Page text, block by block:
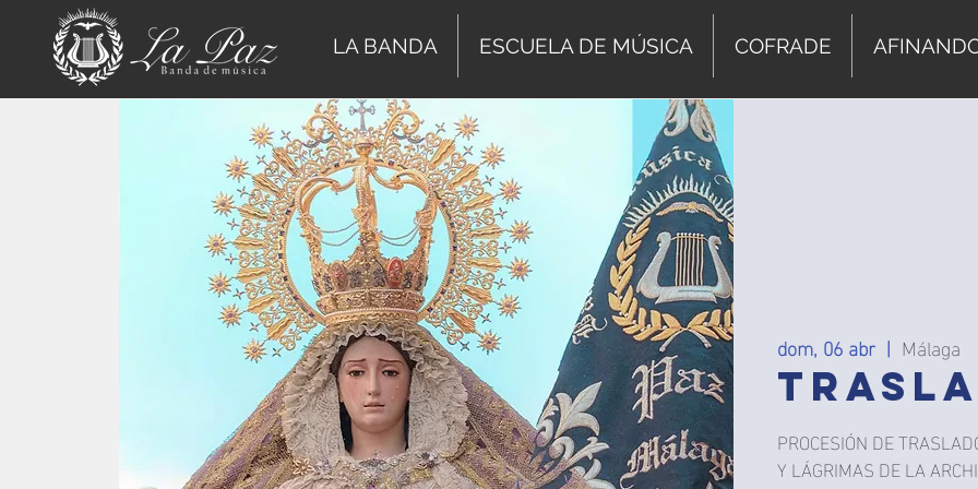
LA BANDA ESCUELA DE MÚSICA COFRADE
dom, 06 abr
  |
Málaga
PROCESIÓN DE
Y LÁGRIMAS DE LA